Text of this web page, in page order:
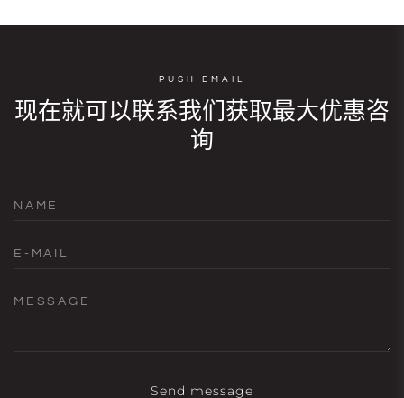
PUSH EMAIL
现在就可以联系我们获取最大优惠咨
询
NAME
E-MAIL
MESSAGE
Send message